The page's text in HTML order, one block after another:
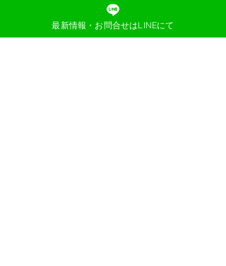
【対象】小学校受験年長内部生の
み
最新情報・お問合せはLINEにて